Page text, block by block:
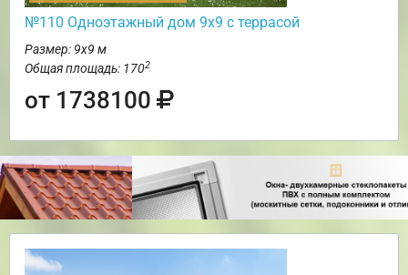
№110 Одноэтажный дом 9х9 с террасой
Размер: 9х9 м
Общая площадь: 1702
от 1738100